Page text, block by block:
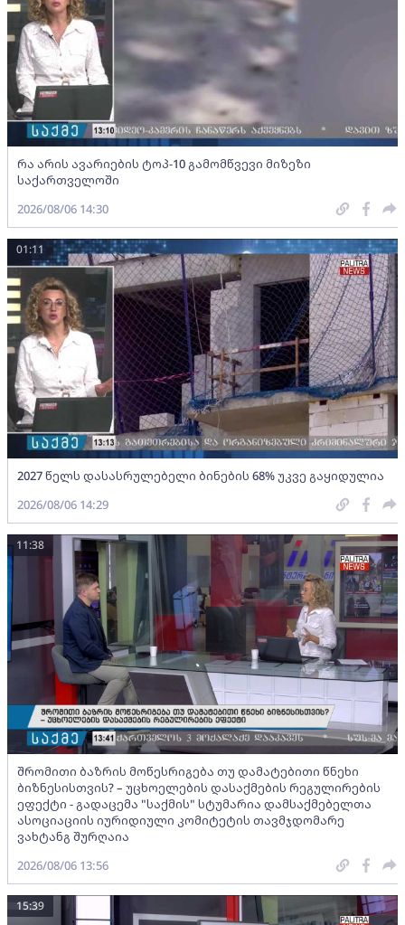
რა არის ავარიების ტოპ-10 გამომწვევი მიზეზი
საქართველოში
2026/08/06 14:30
2027 წელს დასასრულებელი ბინების 68% უკვე გაყიდულია
01:11
2026/08/06 14:29
შრომითი ბაზრის მოწესრიგება თუ დამატებითი წნეხი
ბიზნესისთვის? – უცხოელების დასაქმების რეგულირების
ეფექტი - გადაცემა "საქმის" სტუმარია დამსაქმებელთა
ასოციაციის იურიდიული კომიტეტის თავმჯდომარე
ვახტანგ შურღაია
11:38
2026/08/06 13:56
15:39